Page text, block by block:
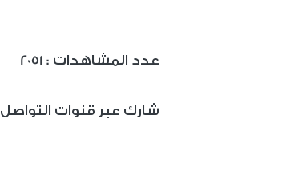
2051 : عدد المشاهدات
شارك عبر قنوات التواصل